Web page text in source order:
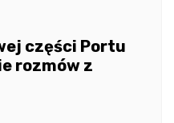
części Portu
rozmów z